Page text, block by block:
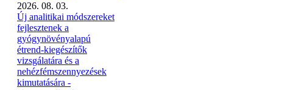
2026. 08. 03.
Új analitikai módszereket
fejlesztenek a
gyógynövényalapú
étrend-kiegészítők
vizsgálatára és a
nehézfémszennyezések
kimutatására -